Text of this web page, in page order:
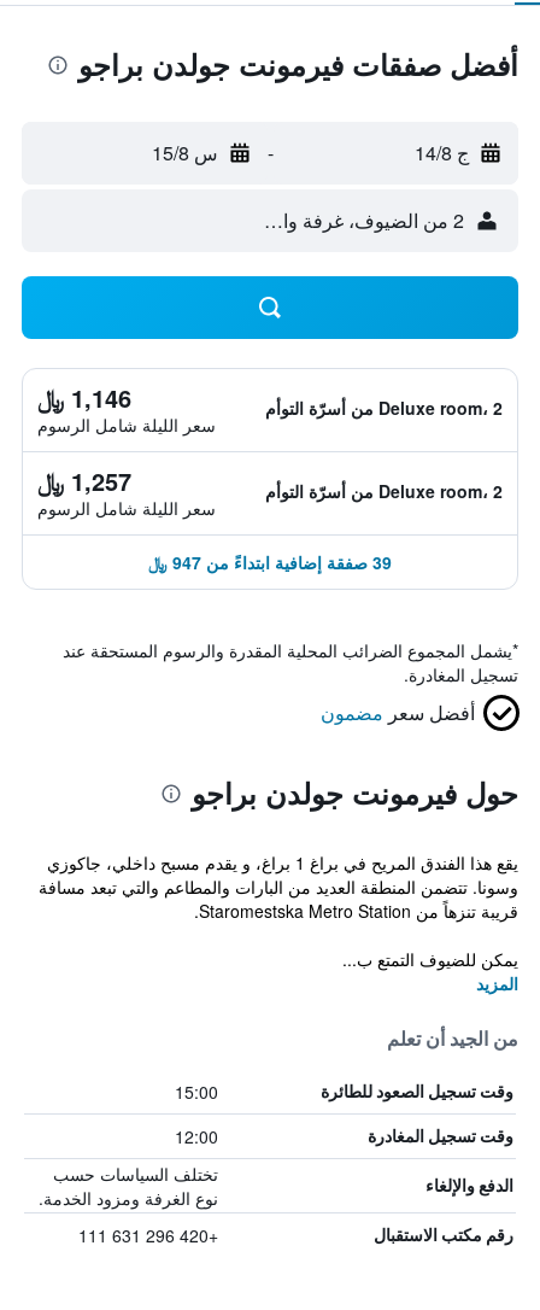
أفضل صفقات فيرمونت جولدن براجو
ج 14/8 - س 15/8
2 من الضيوف، غرفة واحدة
Deluxe room، 2 من أسرّة التوأم 1,146 ﷼
سعر الليلة شامل الرسوم
Deluxe room، 2 من أسرّة التوأم 1,257 ﷼
سعر الليلة شامل الرسوم
39 صفقة إضافية ابتداءً من 947 ﷼
*يشمل المجموع الضرائب المحلية المقدرة والرسوم المستحقة عند
تسجيل المغادرة.
أفضل سعر مضمون
حول فيرمونت جولدن براجو
يقع هذا الفندق المريح في براغ 1 براغ، و يقدم مسبح داخلي، جاكوزي
وسونا. تتضمن المنطقة العديد من البارات والمطاعم والتي تبعد مسافة
قريبة تنزهاً من Staromestska Metro Station.
يمكن للضيوف التمتع ب...
المزيد
من الجيد أن تعلم
وقت تسجيل الصعود للطائرة 15:00
وقت تسجيل المغادرة 12:00
الدفع والإلغاء
تختلف السياسات حسب
نوع الغرفة ومزود الخدمة.
رقم مكتب الاستقبال +420 296 631 111